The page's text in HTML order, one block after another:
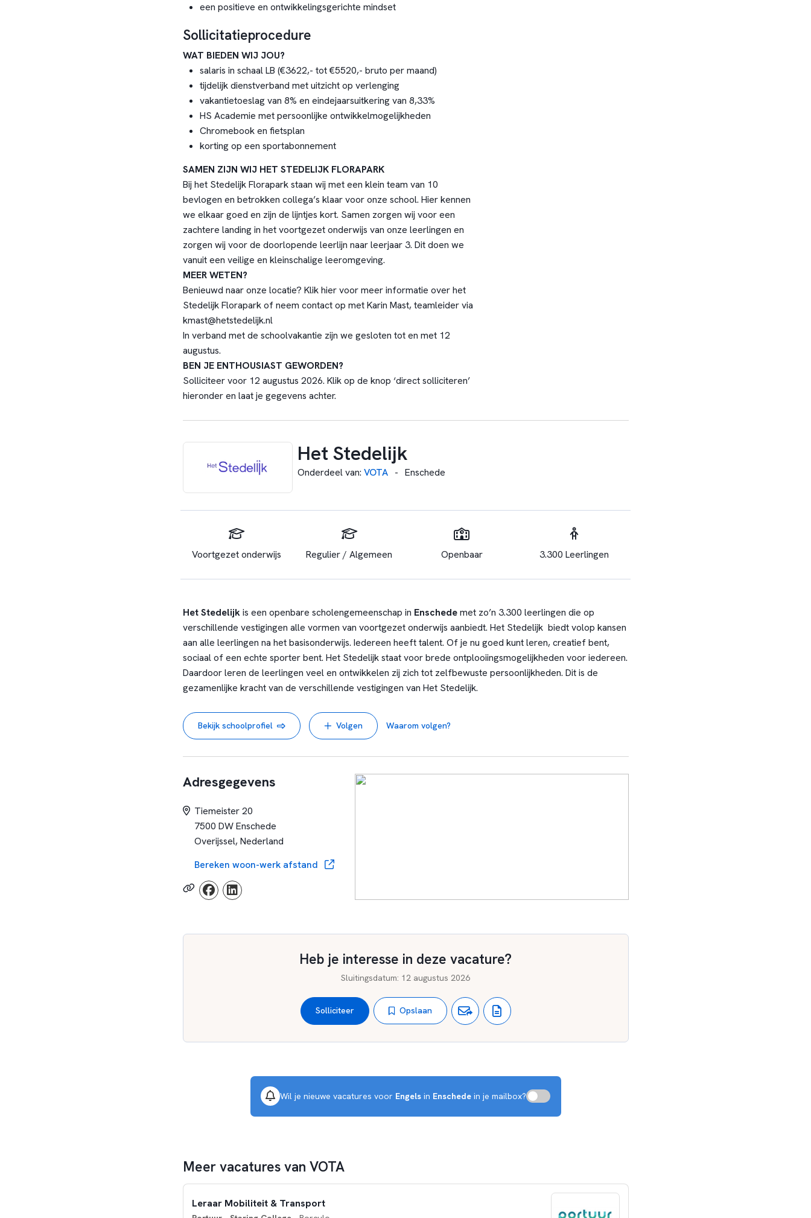
een positieve en ontwikkelingsgerichte mindset
Sollicitatieprocedure
WAT BIEDEN WIJ JOU?
salaris in schaal LB (€3622,- tot €5520,- bruto per maand)
tijdelijk dienstverband met uitzicht op verlenging
vakantietoeslag van 8% en eindejaarsuitkering van 8,33%
HS Academie met persoonlijke ontwikkelmogelijkheden
Chromebook en fietsplan
korting op een sportabonnement
SAMEN ZIJN WIJ HET STEDELIJK FLORAPARK
Bij het Stedelijk Florapark staan wij met een klein team van 10
bevlogen en betrokken collega’s klaar voor onze school. Hier kennen
we elkaar goed en zijn de lijntjes kort. Samen zorgen wij voor een
zachtere landing in hetvoortgezet onderwijs van onze leerlingen en
zorgen wij voor de doorlopende leerlijn naar leerjaar 3. Dit doen we
vanuit een veilige en kleinschalige leeromgeving.
MEER WETEN?
Benieuwd naar onze locatie? Klikhiervoor meer informatie over het
Stedelijk Florapark of neem contact op met Karin Mast, teamleider via
kmast@hetstedelijk.nl
In verband met de schoolvakantie zijn we gesloten tot en met 12
augustus.
BEN JE ENTHOUSIAST GEWORDEN?
Solliciteer voor 12 augustus 2026. Klik op de knop ‘direct solliciteren’
hieronder en laat je gegevens achter.
Het Stedelijk
Onderdeel van: VOTA - Enschede
Voortgezet onderwijs Regulier / Algemeen Openbaar 3.300 Leerlingen
Het Stedelijkis een openbare scholengemeenschap in Enschedemet zo’n 3.300 leerlingen die op
verschillende vestigingen alle vormen van voortgezet onderwijs aanbiedt. Het Stedelijk biedt volop kansen
aan alle leerlingen na het basisonderwijs. Iedereen heeft talent. Of je nu goed kunt leren, creatief bent,
sociaal of een echte sporter bent. Het Stedelijk staat voor brede ontplooiingsmogelijkheden voor iedereen.
Daardoor leren de leerlingen veel en ontwikkelen zij zich tot zelfbewuste persoonlijkheden. Dit is de
gezamenlijke kracht van de verschillende vestigingen van Het Stedelijk.
Bekijk schoolprofiel Volgen Waarom volgen?
Adresgegevens
Tiemeister 20
7500 DW Enschede
Overijssel, Nederland
Bereken woon-werk afstand
Heb je interesse in deze vacature?
Sluitingsdatum: 12 augustus 2026
Solliciteer Opslaan
Wil je nieuwe vacatures voor Engels in Enschede in je mailbox?
Meer vacatures van VOTA
Leraar Mobiliteit & Transport